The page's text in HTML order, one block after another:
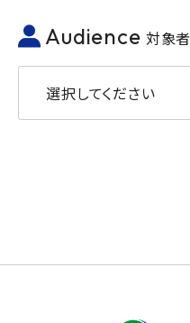
Audience 対象者
選択してください